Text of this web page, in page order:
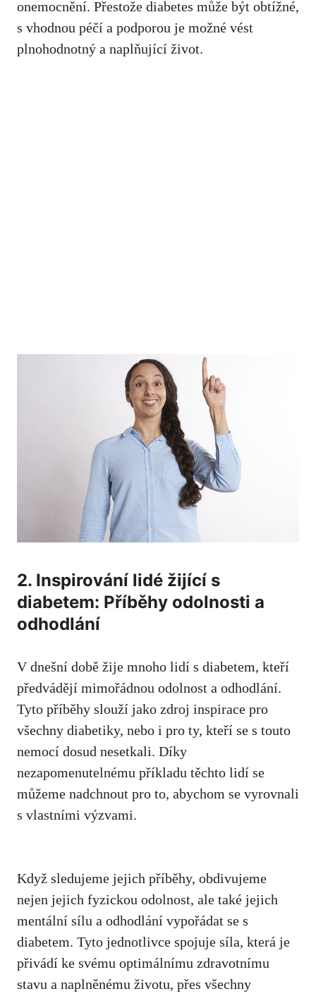
onemocnění. Přestože diabetes může být obtížné,
s vhodnou péčí a ⁤podporou je možné vést
plnohodnotný a naplňující život.
2. Inspirování‍ lidé⁤ žijící s
⁢diabetem: ⁤Příběhy odolnosti a
odhodlání
V dnešní ⁢době žije mnoho lidí s diabetem, ⁢kteří
předvádějí ⁢mimořádnou odolnost a odhodlání.
Tyto příběhy slouží jako zdroj inspirace pro
všechny diabetiky, nebo ‍i pro ty, ‍kteří se ⁣s touto
nemocí dosud nesetkali.‍ Díky
nezapomenutelnému příkladu těchto lidí se​
můžeme nadchnout pro ‌to, abychom‍ se ‌vyrovnali
s vlastními výzvami.
Když sledujeme jejich příběhy,‌ obdivujeme​
nejen jejich fyzickou ⁤odolnost, ale také jejich
⁣mentální sílu a odhodlání vypořádat​ se s
diabetem. Tyto​ jednotlivce⁤ spojuje síla, která je
‍přivádí ke svému optimálnímu ‌zdravotnímu
stavu a naplněnému životu, přes všechny